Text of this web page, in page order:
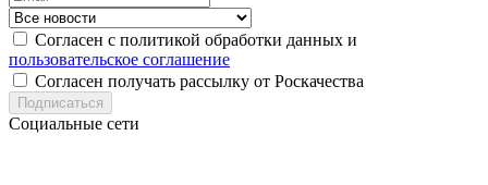
Согласен с политикой обработки данных и
пользовательское соглашение
Согласен получать рассылку от Роскачества
Подписаться
Социальные сети